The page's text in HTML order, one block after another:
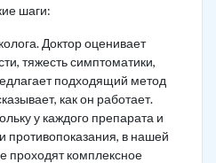
шаги:
Доктор оценивает
тяжесть симптоматики,
подходящий метод
как он работает.
у каждого препарата и
противопоказания, в нашей
проходят комплексное